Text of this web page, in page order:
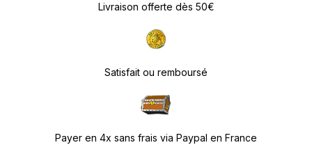
Livraison offerte dès 50€
Satisfait ou remboursé
Payer en 4x sans frais via Paypal en France